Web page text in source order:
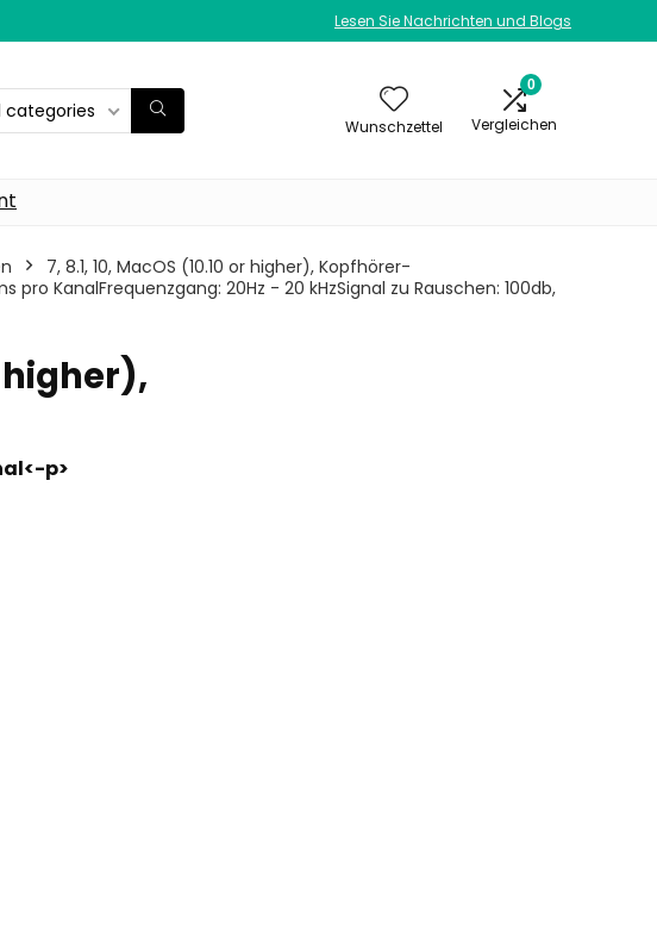
Lesen Sie Nachrichten und Blogs
categories
Wunschzettel
0
Vergleichen
‎7, 8.1, 10, MacOS (10.10 or higher), Kopfhörer-
KanalFrequenzgang: 20Hz - 20 kHzSignal zu Rauschen: 100db,
higher),
p>